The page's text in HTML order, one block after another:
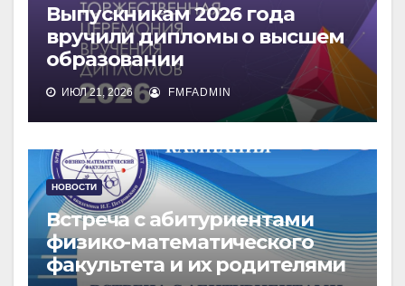
Выпускникам 2026 года
вручили дипломы о высшем
образовании
ИЮЛ 21, 2026 FMFADMIN
НОВОСТИ
Встреча с абитуриентами
физико-математического
факультета и их родителями